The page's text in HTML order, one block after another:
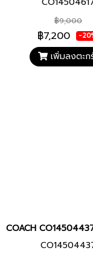
฿9,000
฿7,200 -
เพิ่มลงตะก
COACH